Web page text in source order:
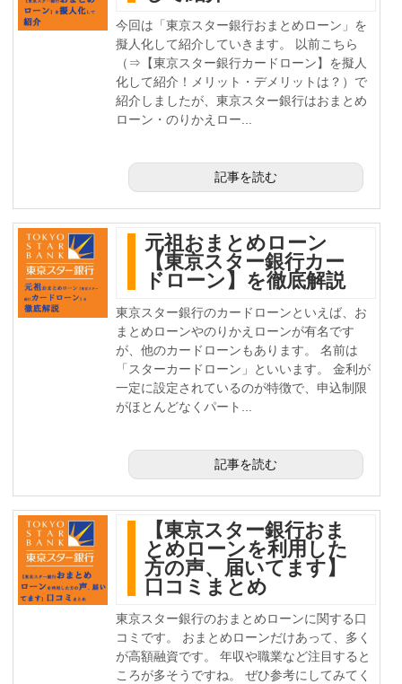
今回は「東京スター銀行おまとめローン」を
擬人化して紹介していきます。 以前こちら
（⇒【東京スター銀行カードローン】を擬人
化して紹介！メリット・デメリットは？）で
紹介しましたが、東京スター銀行はおまとめ
ローン・のりかえロー...
記事を読む
元祖おまとめローン
【東京スター銀行カー
ドローン】を徹底解説
東京スター銀行のカードローンといえば、お
まとめローンやのりかえローンが有名です
が、他のカードローンもあります。 名前は
「スターカードローン」といいます。 金利が
一定に設定されているのが特徴で、申込制限
がほとんどなくパート...
記事を読む
【東京スター銀行おま
とめローンを利用した
方の声、届いてます】
口コミまとめ
東京スター銀行のおまとめローンに関する口
コミです。 おまとめローンだけあって、多く
が高額融資です。 年収や職業など注目すると
ころが多そうですね。 ぜひ参考にしてみてく